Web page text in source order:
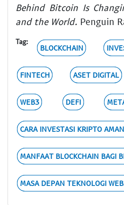
Behind Bitcoin Is
and the World. Penguin
Tag:
BLOCKCHAIN
FINTECH ASET DIGITAL
WEB3 DEFI
CARA INVESTASI KRIPTO
MANFAAT BLOCKCHAIN BAGI
MASA DEPAN TEKNOLOGI